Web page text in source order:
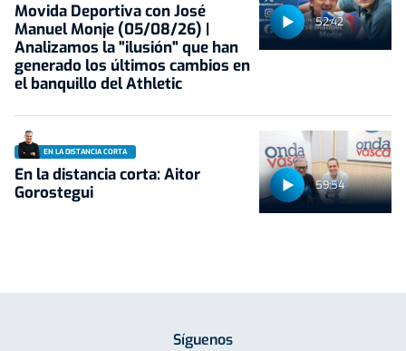
52:42
Movida Deportiva con José
Manuel Monje (05/08/26) |
Analizamos la "ilusión" que han
generado los últimos cambios en
el banquillo del Athletic
59:54
EN LA DISTANCIA CORTA
En la distancia corta: Aitor
Gorostegui
Síguenos